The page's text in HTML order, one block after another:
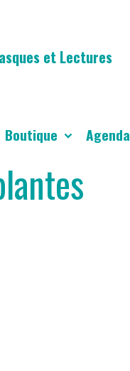
et Lectures
Boutique Agenda